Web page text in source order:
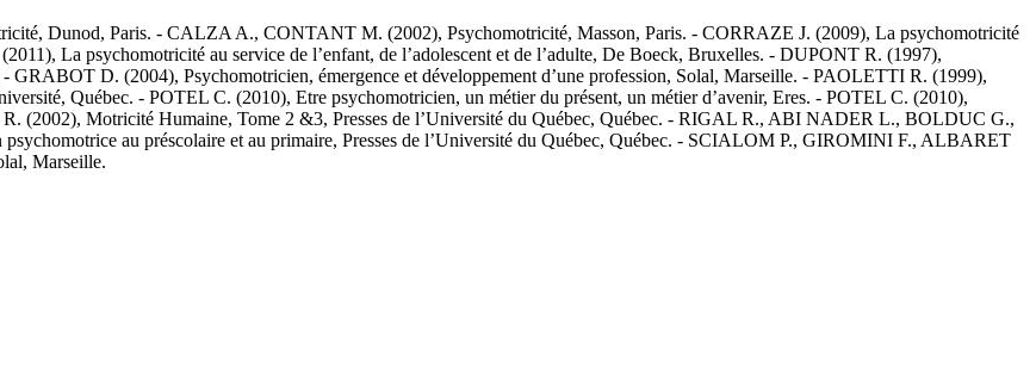
Dunod, Paris. - CALZA A., CONTANT M. (2002), Psychomotricité, Masson, Paris. - CORRAZE J. (2009), La psychomotricité
La psychomotricité au service de l’enfant, de l’adolescent et de l’adulte, De Boeck, Bruxelles. - DUPONT R. (1997),
GRABOT D. (2004), Psychomotricien, émergence et développement d’une profession, Solal, Marseille. - PAOLETTI R. (1999),
Québec. - POTEL C. (2010), Etre psychomotricien, un métier du présent, un métier d’avenir, Eres. - POTEL C. (2010),
(2002), Motricité Humaine, Tome 2 &3, Presses de l’Université du Québec, Québec. - RIGAL R., ABI NADER L., BOLDUC G.,
au préscolaire et au primaire, Presses de l’Université du Québec, Québec. - SCIALOM P., GIROMINI F., ALBARET
Marseille.